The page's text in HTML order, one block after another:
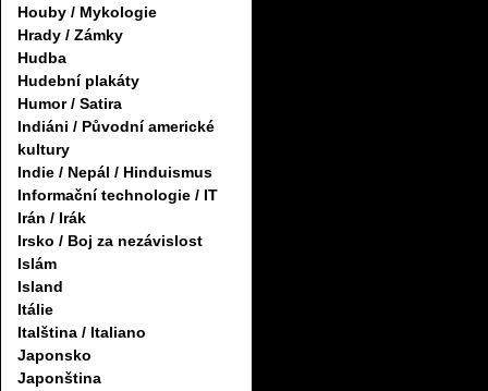
Houby / Mykologie
Hrady / Zámky
Hudba
Hudební plakáty
Humor / Satira
Indiáni / Původní americké
kultury
Indie / Nepál / Hinduismus
Informační technologie / IT
Irán / Irák
Irsko / Boj za nezávislost
Islám
Island
Itálie
Italština / Italiano
Japonsko
Japonština